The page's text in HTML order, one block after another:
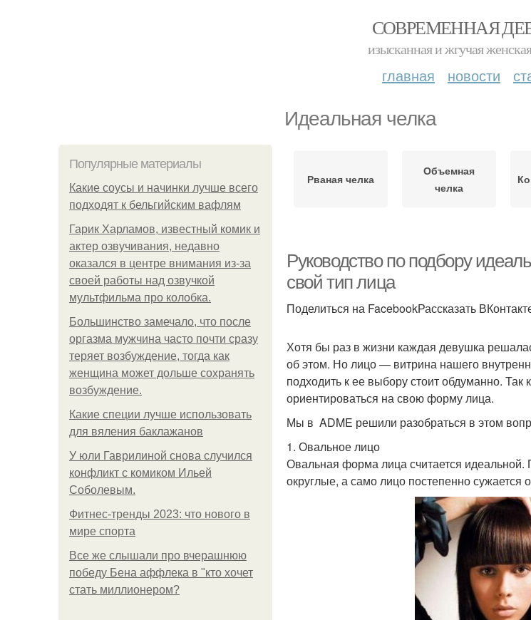
СОВРЕМЕННАЯ
изысканная и жгучая
главная новости
Идеальная челка
Популярные материалы
Какие соусы и начинки лучше всего
подходят к бельгийским вафлям
Гарик Харламов, известный комик и
актер озвучивания, недавно
оказался в центре внимания из-за
своей работы над озвучкой
мультфильма про колобка.
Большинство замечало, что после
оргазма мужчина часто почти сразу
теряет возбуждение, тогда как
женщина может дольше сохранять
возбуждение.
Какие специи лучше использовать
для вяления баклажанов
У юли Гаврилиной снова случился
конфликт с комиком Ильей
Соболевым.
Фитнес-тренды 2023: что нового в
мире спорта
Все же слышали про вчерашнюю
победу Бена аффлека в "кто хочет
стать миллионером?
Рваная челка
Объемная
челка
Руководство по подбору
свой тип лица
Поделиться на FacebookРассказать
Хотя бы раз в жизни каждая девушка
об этом. Но лицо — витрина нашего
подходить к ее выбору стоит обдуманно.
ориентироваться на свою форму лица.
Мы в ADME решили разобраться в этом
1. Овальное лицо
Овальная форма лица считается
округлые, а само лицо постепенно сужается